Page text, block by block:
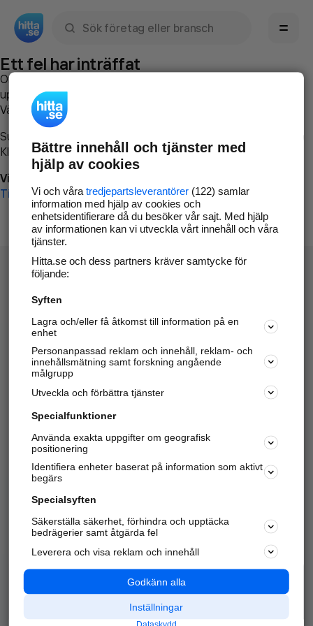
Ett fel har inträffat
Om du vill kan du
uppstod så att vi lättare och snabbare kan avhjälpa det.
Vänligen försök med följande:
Surfa till
Klicka påTillbaka-knappen i webbläsaren och försök igen
Vi beklagar besväret!
Till startsidan
Hitta.se - Gratis nummerupplysning.
Sök företag, personer och platser.
Hitta telefonnummer, adresser, företagsinfo mm.
Marknadsför företaget
Kom igång och annonsera mot
samarbetspartners nära dig.
Alla kategorier
Populära sökningar
API & Kartor
Annonsera
Integritet
Nödnummer
Bättre innehåll och tjänster med
hjälp av cookies
Vi och våra tredjepartsleverantörer(122) samlar
information med hjälp av cookies och
enhetsidentifierare då du besöker vår sajt. Med hjälp
av informationen kan vi utveckla vårt innehåll och våra
tjänster.
Hitta.se och dess partners kräver samtycke för
följande:
Syften
Lagra och/eller få åtkomst till information på en
enhet
Personanpassad reklam och innehåll, reklam- och
innehållsmätning samt forskning angående
målgrupp
Utveckla och förbättra tjänster
Specialfunktioner
Använda exakta uppgifter om geografisk
positionering
Identifiera enheter baserat på information som aktivt
begärs
Specialsyften
Säkerställa säkerhet, förhindra och upptäcka
bedrägerier samt åtgärda fel
Leverera och visa reklam och innehåll
Godkänn alla
Inställningar
Dataskydd